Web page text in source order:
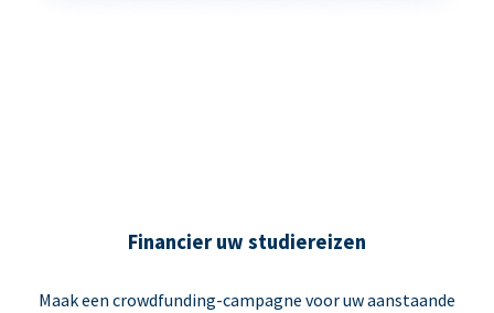
Financier uw studiereizen
Maak een crowdfunding-campagne voor uw aanstaande